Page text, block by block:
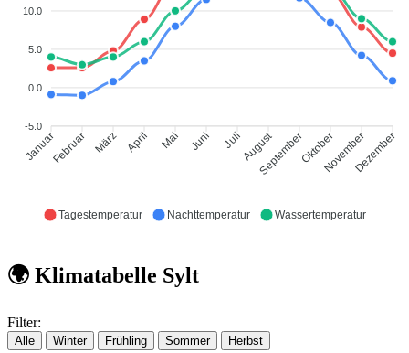
10.0
5.0
0.0
-5.0
JanuarFebruar März April Mai Juni JuliAugust
SeptemberOktoberNovemberDezember
Tagestemperatur Nachttemperatur Wassertemperatur
🌍 Klimatabelle Sylt
Filter:
Alle Winter Frühling Sommer Herbst